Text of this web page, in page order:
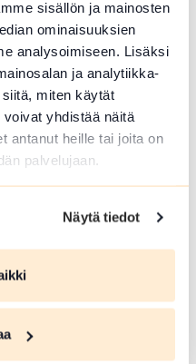
sisällön ja mainosten
ominaisuuksien
analysoimiseen. Lisäksi
ja analytiikka-
miten käytät
yhdistää näitä
antanut heille tai joita on
palvelujaan.
Näytä tiedot
Bubble
erittäin